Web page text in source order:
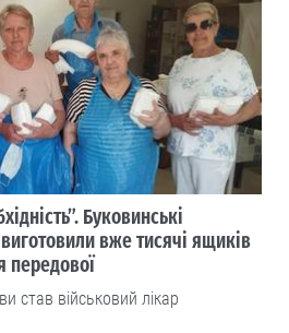
Буковинські
вже тисячі ящиків
передової
став військовий лікар